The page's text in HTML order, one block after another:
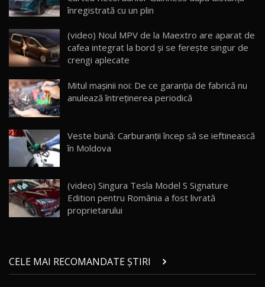
16
AutoBlogMD
13:10
17 20:06
30:08
AutoBlog.MD
23:36
20
Noul ZEEKR 7X / Test Drive AutoBlog.MD
21
AutoBlog.MD
16:59
înregistrată cu un plin
(video) Noul MPV de la Maextro are aparat de
cafea integrat la bord și se ferește singur de
crengi aplecate
Mitul mașinii noi: De ce garanția de fabrică nu
anulează întreținerea periodică
Veste bună: Carburanții încep să se ieftinească
în Moldova
(video) Singura Tesla Model S Signature
Edition pentru România a fost livrată
proprietarului
CELE MAI RECOMANDATE ȘTIRI